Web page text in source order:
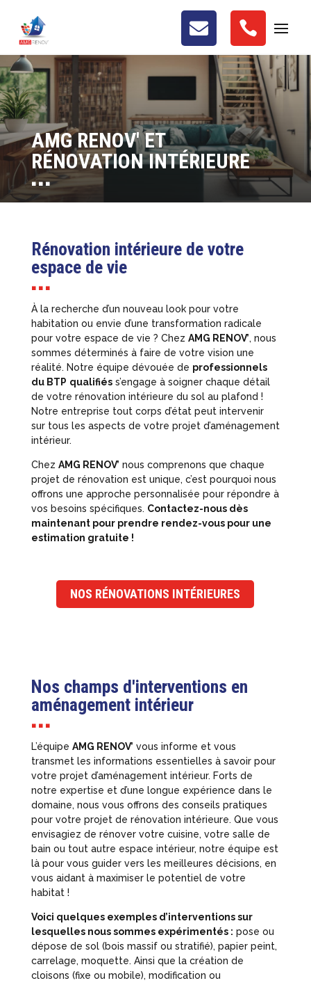
 
AMG RENOV' ET
RÉNOVATION INTÉRIEURE
■ ■ ■
Rénovation intérieure de votre
espace de vie
■ ■ ■
À la recherche d’un nouveau look pour votre
habitation ou envie d’une transformation radicale
pour votre espace de vie ? Chez AMG RENOV’, nous
sommes déterminés à faire de votre vision une
réalité. Notre équipe dévouée de professionnels
du BTP qualifiéss’engage à soigner chaque détail
de votre rénovation intérieure du sol au plafond !
Notre entreprise tout corps d’état peut intervenir
sur tous les aspects de votre projet d’aménagement
intérieur.
Chez AMG RENOV’ nous comprenons que chaque
projet de rénovation est unique, c’est pourquoi nous
offrons une approche personnalisée pour répondre à
vos besoins spécifiques. Contactez-nous dès
maintenant pour prendre rendez-vous pour une
estimation gratuite !
NOS RÉNOVATIONS INTÉRIEURES
Nos champs d'interventions en
aménagement intérieur
■ ■ ■
L’équipe AMG RENOV’ vous informe et vous
transmet les informations essentielles à savoir pour
votre projet d’aménagement intérieur. Forts de
notre expertise et d’une longue expérience dans le
domaine, nous vous offrons des conseils pratiques
pour votre projet de rénovation intérieure. Que vous
envisagiez de rénover votre cuisine, votre salle de
bain ou tout autre espace intérieur, notre équipe est
là pour vous guider vers les meilleures décisions, en
vous aidant à maximiser le potentiel de votre
habitat !
Voici quelques exemples d’interventions sur
lesquelles nous sommes expérimentés : pose ou
dépose de sol (bois massif ou stratifié), papier peint,
carrelage, moquette. Ainsi que la création de
cloisons (fixe ou mobile), modification ou